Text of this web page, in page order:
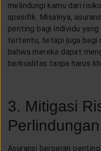
melindungi kamu dari
spesifik. Misalnya,
penting bagi individu
tertentu, tetapi juga bagi
bahwa mereka dapat
berkualitas tanpa harus
3. Mitigasi
Asuransi berperan